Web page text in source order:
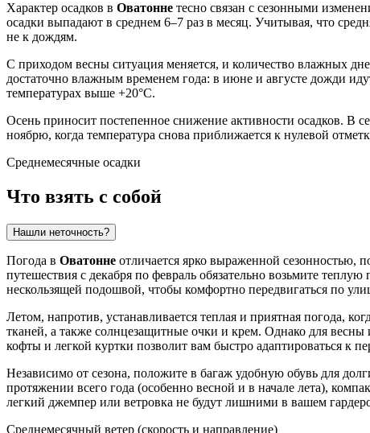
Характер осадков в Оватонне тесно связан с сезонными
осадки выпадают в среднем 6–7 раз в месяц. Учитывая, что
не к дождям.
С приходом весны ситуация меняется, и количество влажных
достаточно влажным временем года: в июне и августе дожди
температурах выше +20°C.
Осень приносит постепенное снижение активности осадков. В
ноябрю, когда температура снова приближается к нулевой
Среднемесячные осадки
Что взять с собой
Нашли неточность?
Погода в Оватонне отличается ярко выраженной сезонностью,
путешествия с декабря по февраль обязательно возьмите
нескользящей подошвой, чтобы комфортно передвигаться по
Летом, напротив, устанавливается теплая и приятная погода,
тканей, а также солнцезащитные очки и крем. Однако для
кофты и легкой куртки позволит вам быстро адаптироваться к
Независимо от сезона, положите в багаж удобную обувь для
протяжении всего года (особенно весной и в начале лета),
легкий джемпер или ветровка не будут лишними в вашем
Среднемесячный ветер (скорость и направление)